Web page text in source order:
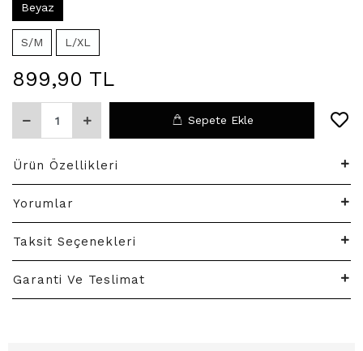
Beyaz
S/M L/XL
899,90 TL
Sepete Ekle
Ürün Özellikleri
Yorumlar
Taksit Seçenekleri
Garanti Ve Teslimat